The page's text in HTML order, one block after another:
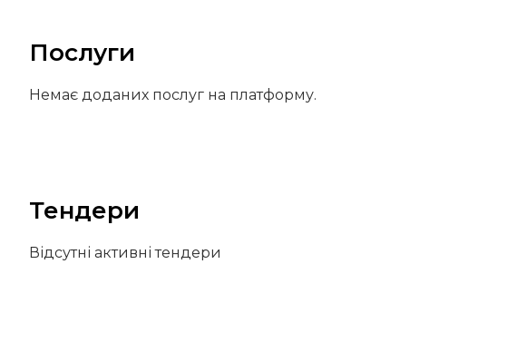
Послуги
Немає доданих послуг на платформу.
Тендери
Відсутні активні тендери